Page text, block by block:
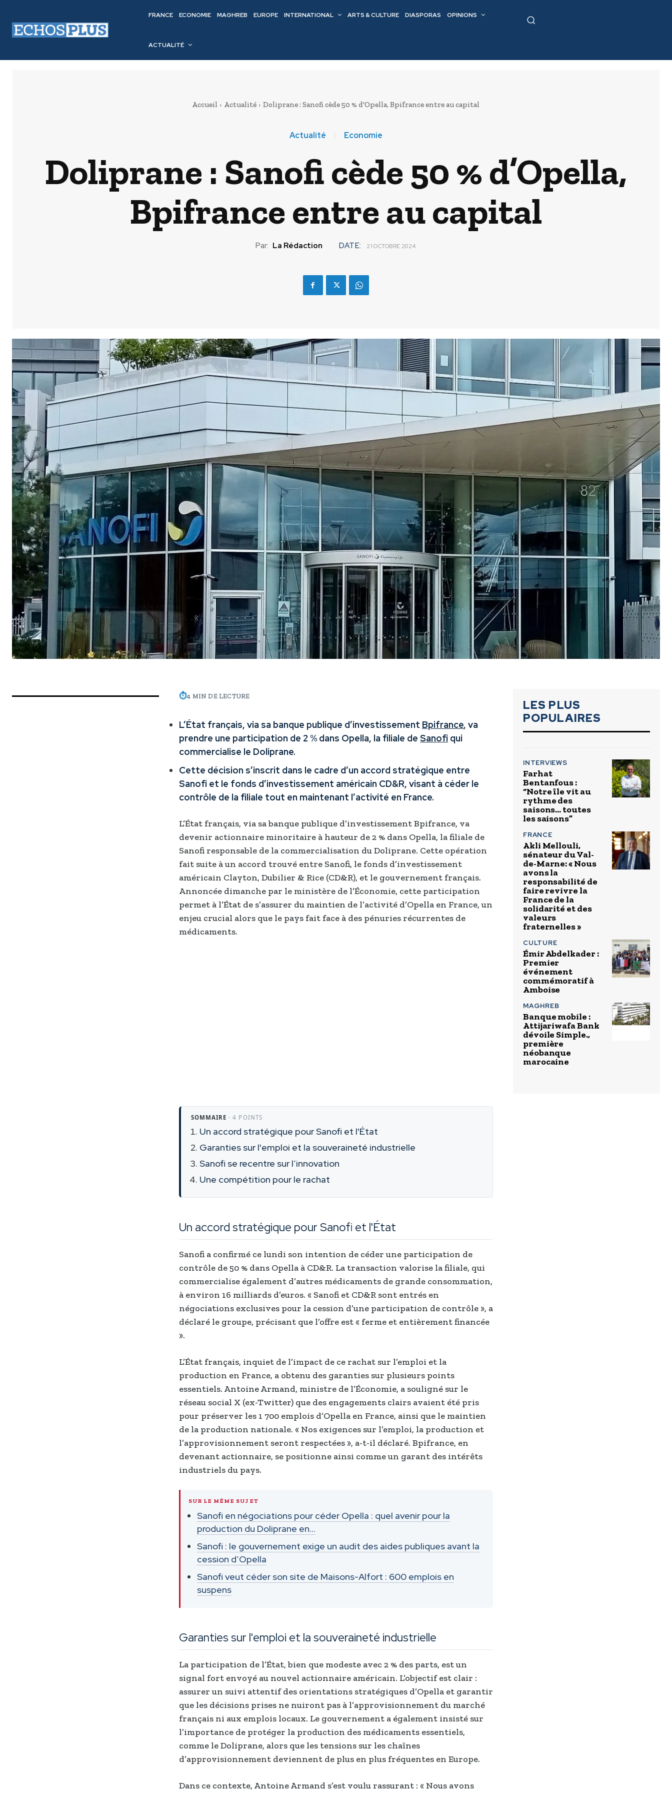
FRANCE ECONOMIE MAGHREB EUROPE INTERNATIONAL ARTS & CULTURE DIASPORAS OPINIONS
ACTUALITÉ
Accueil Actualité Doliprane : Sanofi cède 50 % d'Opella, Bpifrance entre au capital
Actualité Economie
Doliprane : Sanofi cède 50 % d’Opella,
Bpifrance entre au capital
Par: La Rédaction DATE: 21 OCTOBRE 2024
⏱4 MIN DE LECTURE
L’État français, via sa banque publique d’investissement Bpifrance, va
prendre une participation de 2 % dans Opella, la filiale de Sanofi qui
commercialise le Doliprane.
Cette décision s’inscrit dans le cadre d’un accord stratégique entre
Sanofi et le fonds d’investissement américain CD&R, visant à céder le
contrôle de la filiale tout en maintenant l’activité en France.
L’État français, via sa banque publique d’investissement Bpifrance, va
devenir actionnaire minoritaire à hauteur de 2 % dans Opella, la filiale de
Sanofi responsable de la commercialisation du Doliprane. Cette opération
fait suite à un accord trouvé entre Sanofi, le fonds d’investissement
américain Clayton, Dubilier & Rice (CD&R), et le gouvernement français.
Annoncée dimanche par le ministère de l’Économie, cette participation
permet à l’État de s’assurer du maintien de l’activité d’Opella en France, un
enjeu crucial alors que le pays fait face à des pénuries récurrentes de
médicaments.
SOMMAIRE · 4 POINTS
Un accord stratégique pour Sanofi et l'État
Garanties sur l'emploi et la souveraineté industrielle
Sanofi se recentre sur l’innovation
Une compétition pour le rachat
Un accord stratégique pour Sanofi et l'État
Sanofi a confirmé ce lundi son intention de céder une participation de
contrôle de 50 % dans Opella à CD&R. La transaction valorise la filiale, qui
commercialise également d’autres médicaments de grande consommation,
à environ 16 milliards d’euros. « Sanofi et CD&R sont entrés en
négociations exclusives pour la cession d’une participation de contrôle », a
déclaré le groupe, précisant que l’offre est « ferme et entièrement financée
».
L’État français, inquiet de l’impact de ce rachat sur l’emploi et la
production en France, a obtenu des garanties sur plusieurs points
essentiels. Antoine Armand, ministre de l’Économie, a souligné sur le
réseau social X (ex-Twitter) que des engagements clairs avaient été pris
pour préserver les 1 700 emplois d’Opella en France, ainsi que le maintien
de la production nationale. « Nos exigences sur l’emploi, la production et
l’approvisionnement seront respectées », a-t-il déclaré. Bpifrance, en
devenant actionnaire, se positionne ainsi comme un garant des intérêts
industriels du pays.
SUR LE MÊME SUJET
Sanofi en négociations pour céder Opella : quel avenir pour la
production du Doliprane en…
Sanofi : le gouvernement exige un audit des aides publiques avant la
cession d’Opella
Sanofi veut céder son site de Maisons-Alfort : 600 emplois en
suspens
Garanties sur l'emploi et la souveraineté industrielle
La participation de l’État, bien que modeste avec 2 % des parts, est un
signal fort envoyé au nouvel actionnaire américain. L’objectif est clair :
assurer un suivi attentif des orientations stratégiques d’Opella et garantir
que les décisions prises ne nuiront pas à l’approvisionnement du marché
français ni aux emplois locaux. Le gouvernement a également insisté sur
l’importance de protéger la production des médicaments essentiels,
comme le Doliprane, alors que les tensions sur les chaînes
d’approvisionnement deviennent de plus en plus fréquentes en Europe.
Dans ce contexte, Antoine Armand s’est voulu rassurant : « Nous avons
LES PLUS
POPULAIRES
INTERVIEWS
Farhat
Bentanfous :
“Notre île vit au
rythme des
saisons… toutes
les saisons”
FRANCE
Akli Mellouli,
sénateur du Val-
de-Marne: « Nous
avons la
responsabilité de
faire revivre la
France de la
solidarité et des
valeurs
fraternelles »
CULTURE
Émir Abdelkader :
Premier
événement
commémoratif à
Amboise
MAGHREB
Banque mobile :
Attijariwafa Bank
dévoile Simple.,
première
néobanque
marocaine